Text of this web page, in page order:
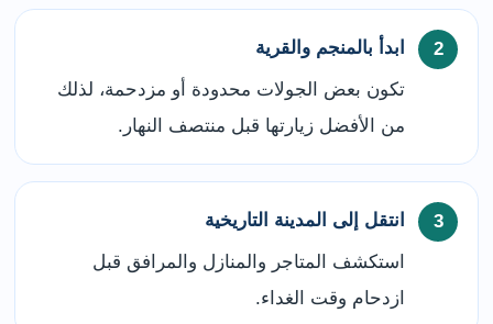
ابدأ بالمنجم والقرية
تكون بعض الجولات محدودة أو مزدحمة، لذلك
من الأفضل زيارتها قبل منتصف النهار.
انتقل إلى المدينة التاريخية
استكشف المتاجر والمنازل والمرافق قبل
ازدحام وقت الغداء.